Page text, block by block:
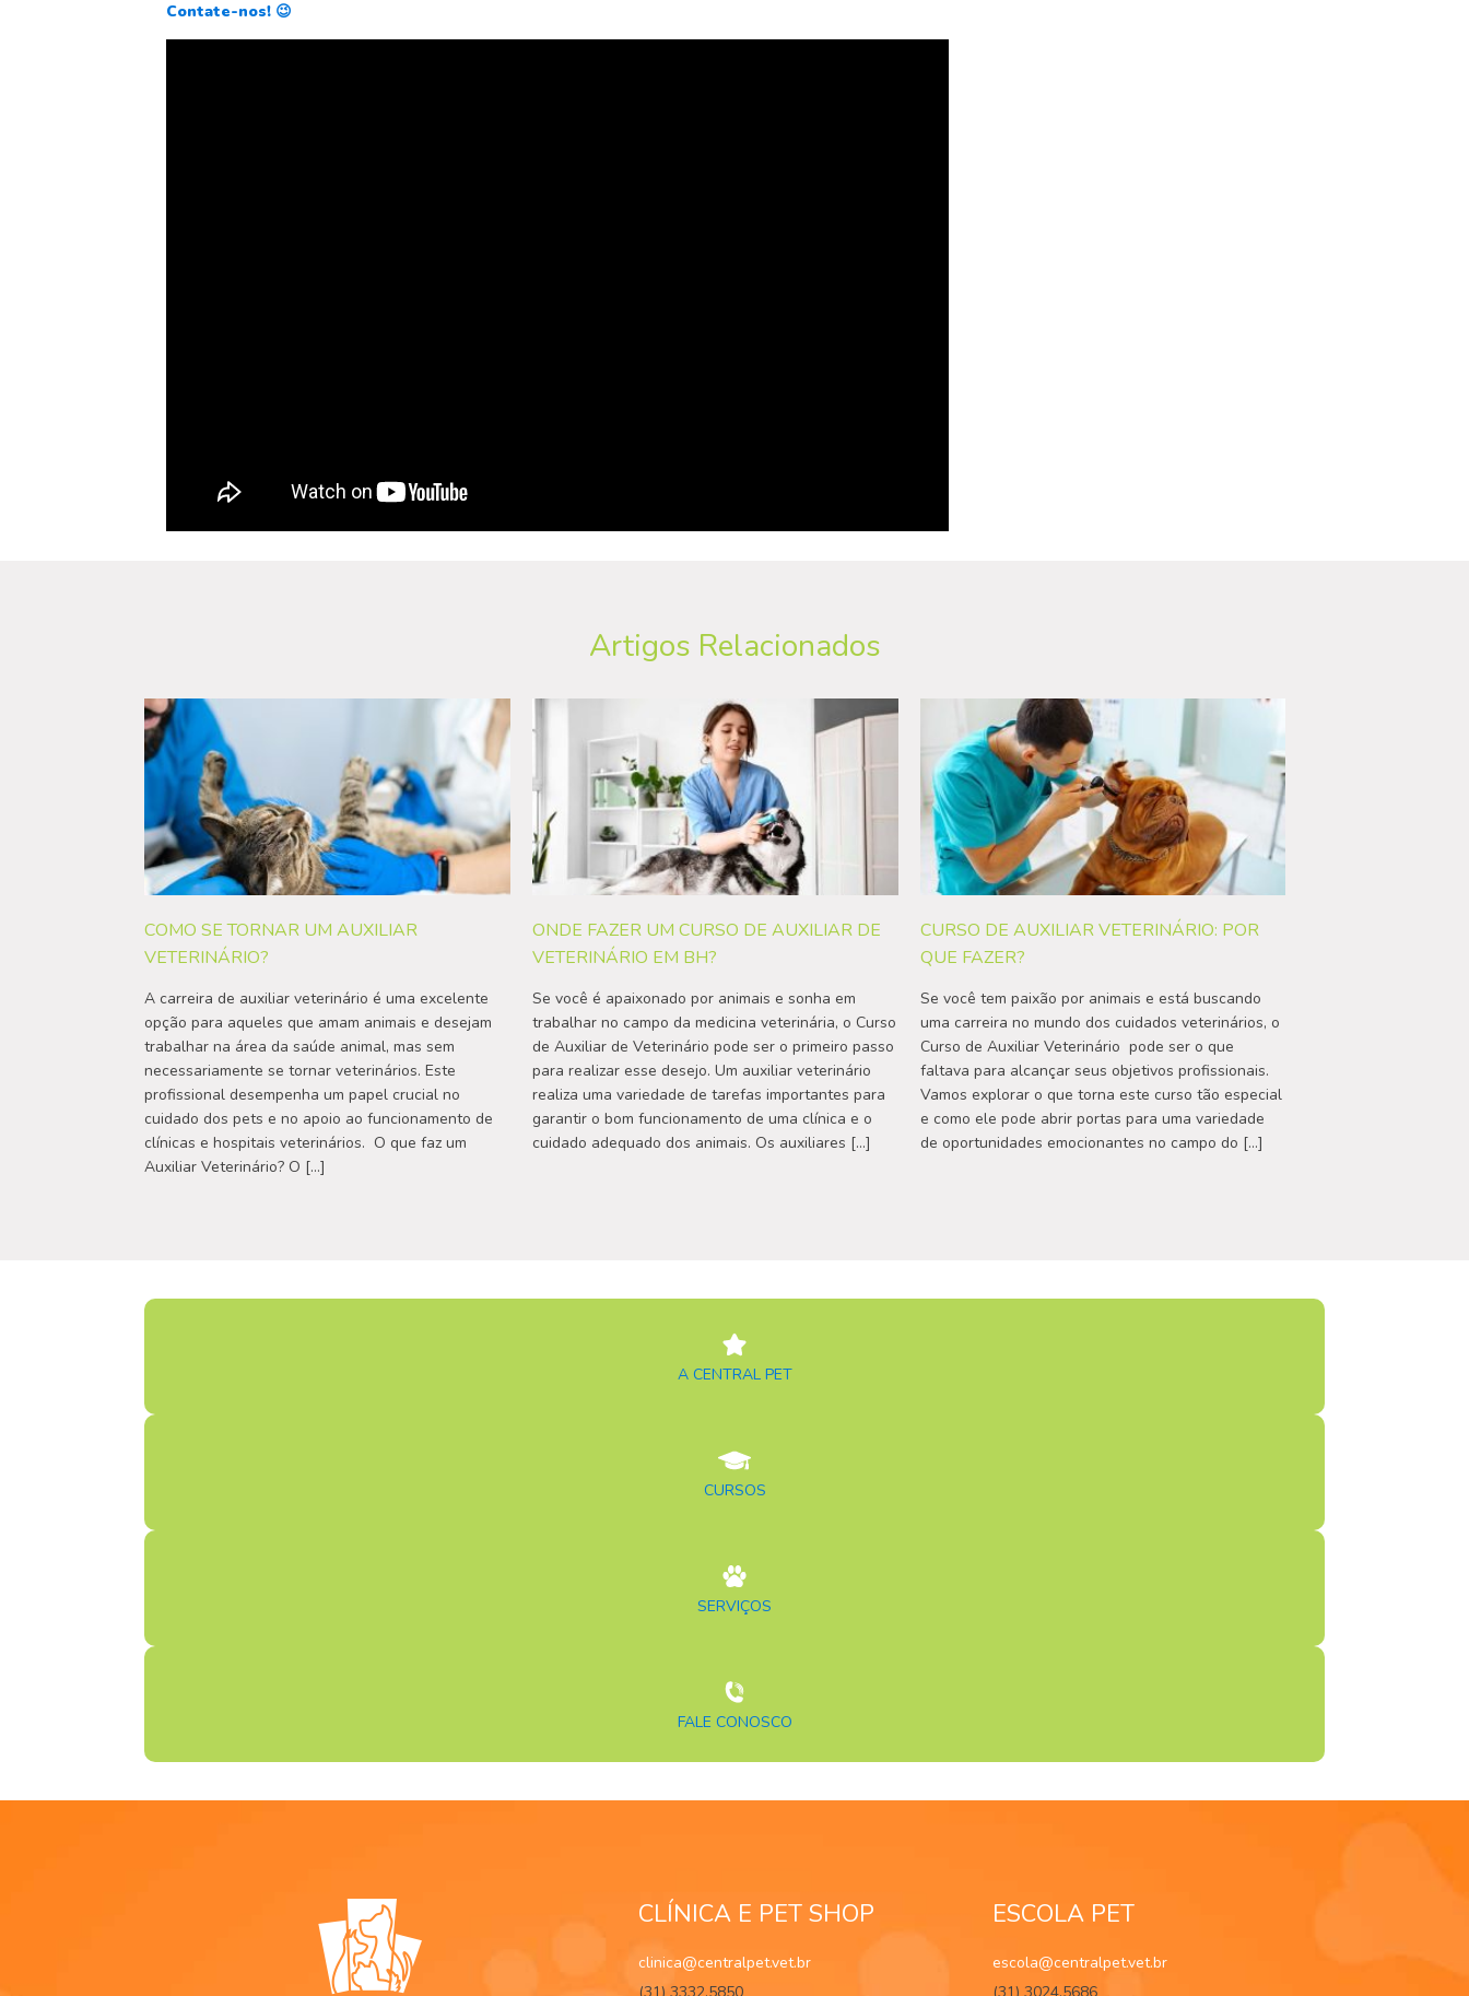
Contate-nos! 😉
Artigos Relacionados
COMO SE TORNAR UM AUXILIAR
VETERINÁRIO?
A carreira de auxiliar veterinário é uma excelente
opção para aqueles que amam animais e desejam
trabalhar na área da saúde animal, mas sem
necessariamente se tornar veterinários. Este
profissional desempenha um papel crucial no
cuidado dos pets e no apoio ao funcionamento de
clínicas e hospitais veterinários. O que faz um
Auxiliar Veterinário? O […]
ONDE FAZER UM CURSO DE AUXILIAR DE
VETERINÁRIO EM BH?
Se você é apaixonado por animais e sonha em
trabalhar no campo da medicina veterinária, o Curso
de Auxiliar de Veterinário pode ser o primeiro passo
para realizar esse desejo. Um auxiliar veterinário
realiza uma variedade de tarefas importantes para
garantir o bom funcionamento de uma clínica e o
cuidado adequado dos animais. Os auxiliares […]
CURSO DE AUXILIAR VETERINÁRIO: POR
QUE FAZER?
Se você tem paixão por animais e está buscando
uma carreira no mundo dos cuidados veterinários, o
Curso de Auxiliar Veterinário pode ser o que
faltava para alcançar seus objetivos profissionais.
Vamos explorar o que torna este curso tão especial
e como ele pode abrir portas para uma variedade
de oportunidades emocionantes no campo do […]
A CENTRAL PET
CURSOS
SERVIÇOS
FALE CONOSCO
CLÍNICA E PET SHOP
clinica@centralpet.vet.br
ESCOLA PET
escola@centralpet.vet.br